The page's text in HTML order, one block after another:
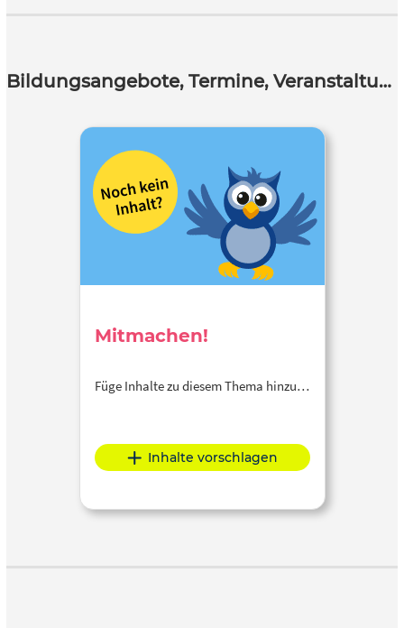
Bildungsangebote, Termine, Veranstaltungen
Mitmachen!
Füge Inhalte zu diesem Thema hinzu…
Inhalte vorschlagen